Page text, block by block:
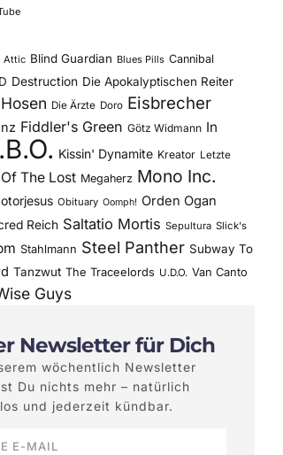
Attic Blind Guardian Blues Pills Cannibal
Destruction Die Apokalyptischen Reiter
Die Ärzte Doro Eisbrecher
Fiddler's Green Götz Widmann In
Kissin' Dynamite Kreator Letzte
The Lost Megaherz Mono Inc.
Obituary Oomph! Orden Ogan
Reich Saltatio Mortis Sepultura Slick's
Stahlmann Steel Panther Subway To
Tanzwut The Traceelords U.D.O. Van Canto
Guys
Newsletter für Dich
wöchentlich Newsletter
Du nichts mehr – natürlich
und jederzeit kündbar.